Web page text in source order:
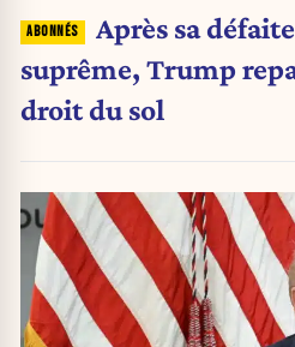
Après sa
suprême, Trump
droit du sol